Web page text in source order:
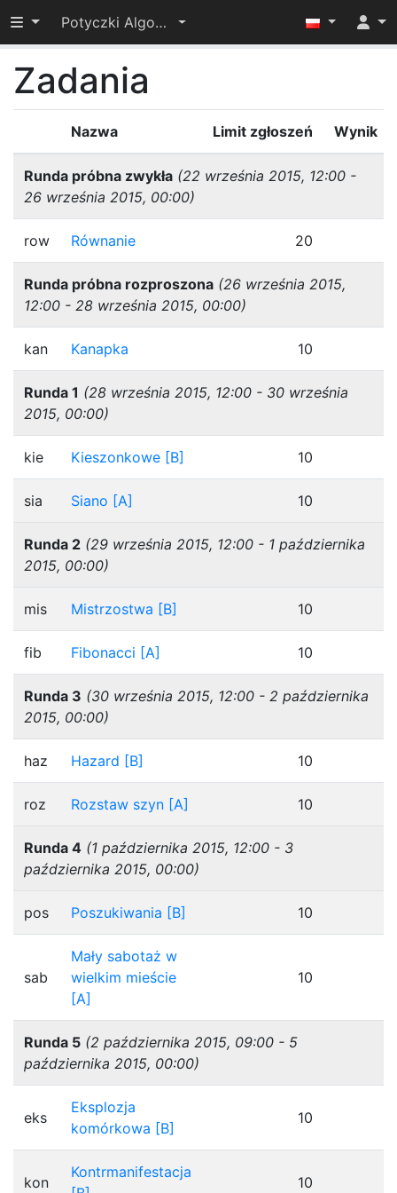
Przełącz widoczność menu
Potyczki Algorytmiczne 2015
Zadania
Nazwa Limit zgłoszeń Wynik
Runda próbna zwykła (22 września 2015, 12:00 -
26 września 2015, 00:00)
row Równanie 20
Runda próbna rozproszona (26 września 2015,
12:00 - 28 września 2015, 00:00)
kan Kanapka 10
Runda 1 (28 września 2015, 12:00 - 30 września
2015, 00:00)
kie Kieszonkowe [B] 10
sia Siano [A] 10
Runda 2 (29 września 2015, 12:00 - 1 października
2015, 00:00)
mis Mistrzostwa [B] 10
fib Fibonacci [A] 10
Runda 3 (30 września 2015, 12:00 - 2 października
2015, 00:00)
haz Hazard [B] 10
roz Rozstaw szyn [A] 10
Runda 4 (1 października 2015, 12:00 - 3
października 2015, 00:00)
pos Poszukiwania [B] 10
sab
Mały sabotaż w
wielkim mieście
[A]
10
Runda 5 (2 października 2015, 09:00 - 5
października 2015, 00:00)
eks
Eksplozja
komórkowa [B]
10
kon
Kontrmanifestacja
10